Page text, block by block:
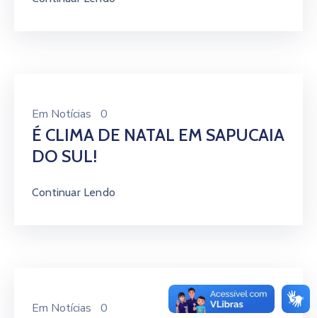
Em Notícias 0
É CLIMA DE NATAL EM SAPUCAIA
DO SUL!
Continuar Lendo
Em Notícias 0